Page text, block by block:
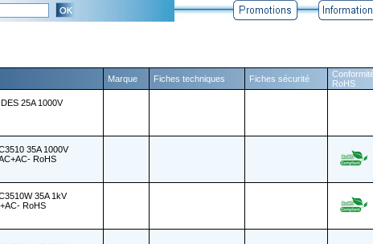
Marque Fiches techniques Fiches sécurité
RoHS
25A 1000V
35A 1000V
RoHS
35A 1kV
RoHS